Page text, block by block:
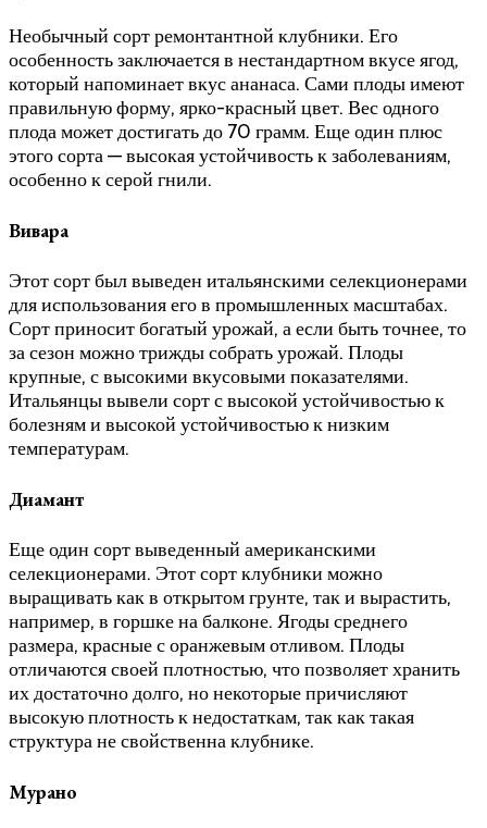
Необычный сорт ремонтантной клубники. Его
особенность заключается в нестандартном вкусе ягод,
который напоминает вкус ананаса. Сами плоды имеют
правильную форму, ярко-красный цвет. Вес одного
плода может достигать до 70 грамм. Еще один плюс
этого сорта — высокая устойчивость к заболеваниям,
особенно к серой гнили.
Вивара
Этот сорт был выведен итальянскими селекционерами
для использования его в промышленных масштабах.
Сорт приносит богатый урожай, а если быть точнее, то
за сезон можно трижды собрать урожай. Плоды
крупные, с высокими вкусовыми показателями.
Итальянцы вывели сорт с высокой устойчивостью к
болезням и высокой устойчивостью к низким
температурам.
Диамант
Еще один сорт выведенный американскими
селекционерами. Этот сорт клубники можно
выращивать как в открытом грунте, так и вырастить,
например, в горшке на балконе. Ягоды среднего
размера, красные с оранжевым отливом. Плоды
отличаются своей плотностью, что позволяет хранить
их достаточно долго, но некоторые причисляют
высокую плотность к недостаткам, так как такая
структура не свойственна клубнике.
Мурано